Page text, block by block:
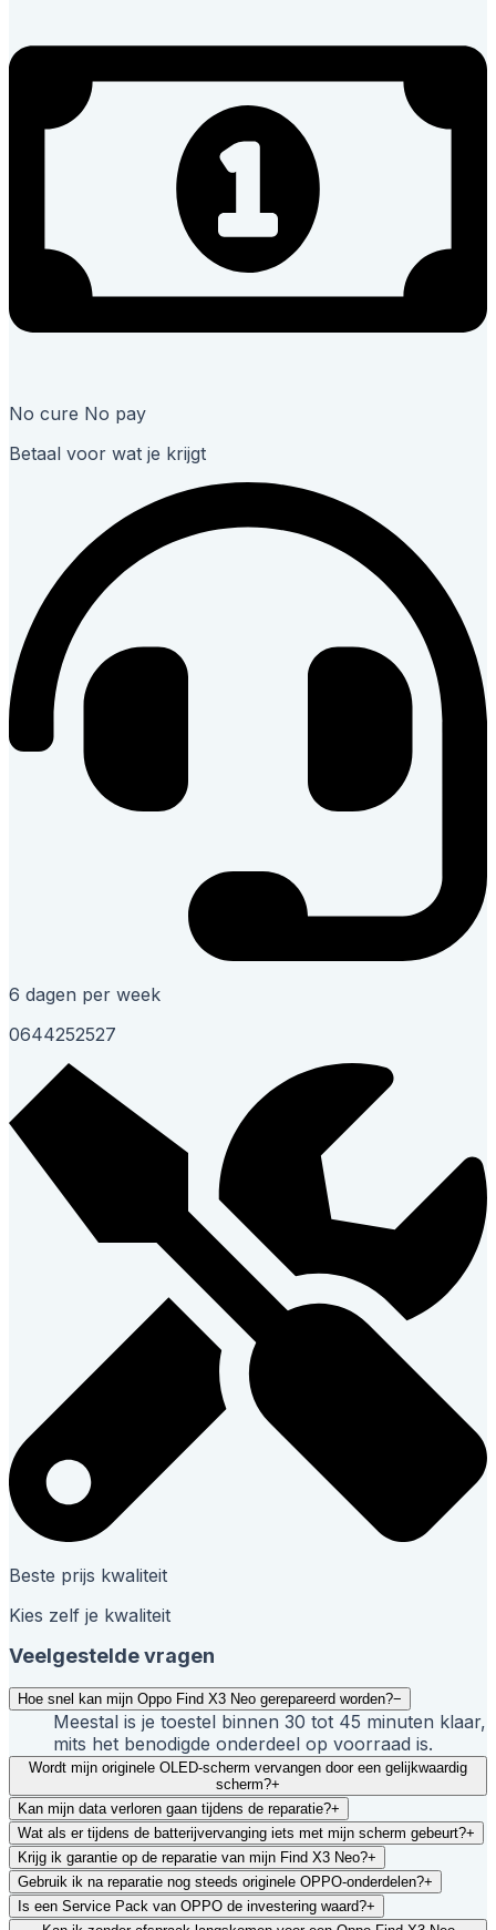
No cure No pay
Betaal voor wat je krijgt
6 dagen per week
0644252527
Beste prijs kwaliteit
Kies zelf je kwaliteit
Veelgestelde vragen
Hoe snel kan mijn Oppo Find X3 Neo gerepareerd worden?−
Meestal is je toestel binnen 30 tot 45 minuten klaar,
mits het benodigde onderdeel op voorraad is.
Wordt mijn originele OLED-scherm vervangen door een gelijkwaardig
scherm?+
Kan mijn data verloren gaan tijdens de reparatie?+
Wat als er tijdens de batterijvervanging iets met mijn scherm gebeurt?+
Krijg ik garantie op de reparatie van mijn Find X3 Neo?+
Gebruik ik na reparatie nog steeds originele OPPO-onderdelen?+
Is een Service Pack van OPPO de investering waard?+